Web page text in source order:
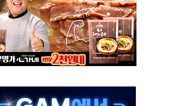
887만뷰
용 '웰니스 키트' 전달
잇는 금융서비스 추진
전시 '야간 카밋' 진행